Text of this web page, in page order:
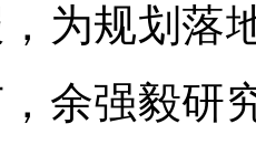
为规划落
余强毅研